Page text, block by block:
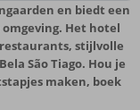
en biedt een
Het hotel
stijlvolle
São Tiago. Hou je
maken, boek